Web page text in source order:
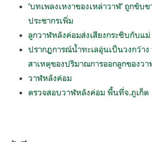
‘บทเพลงเหงาของเหล่าวาฬ’ ถูกขับ
ประชากรเพิ่ม
ลูกวาฬหลังค่อมส่งเสียงกระซิบกับแ
ปรากฏการณ์น้ำทะเลอุ่นเป็นวงกว้า
สาเหตุของปริมาณการออกลูกของว
วาฬหลังค่อม
ตรวจสอบวาฬหลังค่อม พื้นที่จ.ภูเก็ต